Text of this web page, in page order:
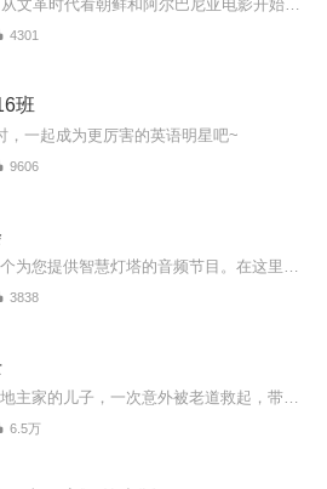
4301
班
，一起成为更厉害的英语明星吧~
9606
3838
6.5万